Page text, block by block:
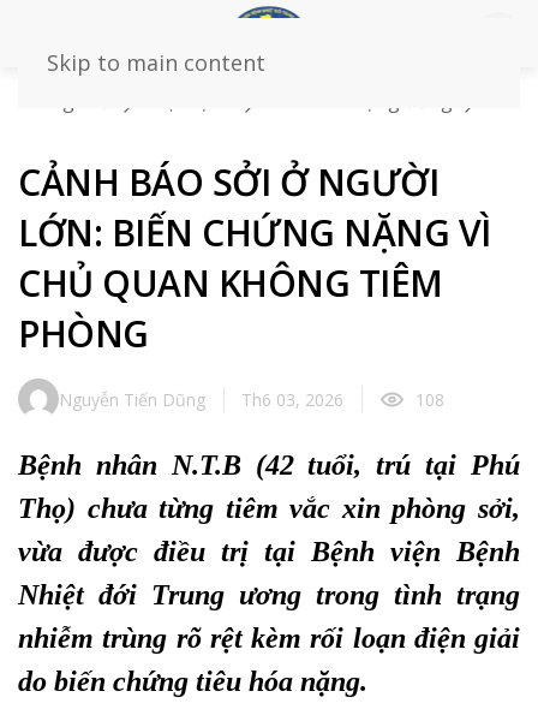
Skip to main content
CHỦ QUAN KHÔNG TIÊM PHÒNG
CẢNH BÁO SỞI Ở NGƯỜI
LỚN: BIẾN CHỨNG NẶNG VÌ
CHỦ QUAN KHÔNG TIÊM
PHÒNG
Nguyễn Tiến Dũng Th6 03, 2026 108
Bệnh nhân N.T.B (42 tuổi, trú tại Phú
Thọ) chưa từng tiêm vắc xin phòng sởi,
vừa được điều trị tại Bệnh viện Bệnh
Nhiệt đới Trung ương trong tình trạng
nhiễm trùng rõ rệt kèm rối loạn điện giải
do biến chứng tiêu hóa nặng.